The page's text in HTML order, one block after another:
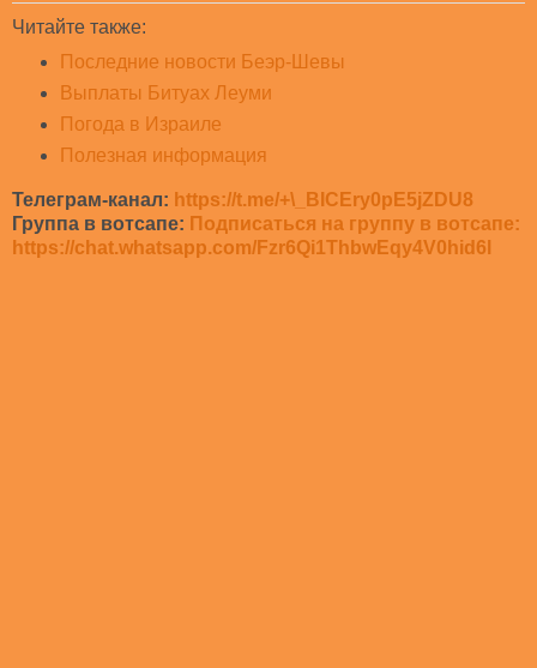
Читайте также:
Последние новости Беэр-Шевы
Выплаты Битуах Леуми
Погода в Израиле
Полезная информация
Телеграм-канал: https://t.me/+\_BICEry0pE5jZDU8
Группа в вотсапе: Подписаться на группу в вотсапе:
https://chat.whatsapp.com/Fzr6Qi1ThbwEqy4V0hid6l